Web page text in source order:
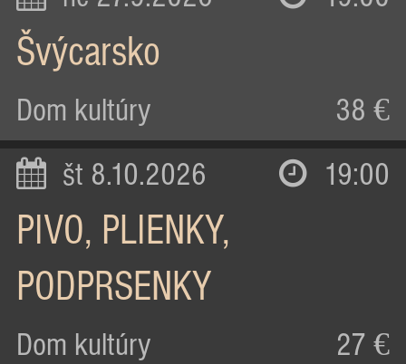
Švýcarsko
Dom kultúry 38 €
št 8.10.2026 19:00
PIVO, PLIENKY,
PODPRSENKY
Dom kultúry 27 €